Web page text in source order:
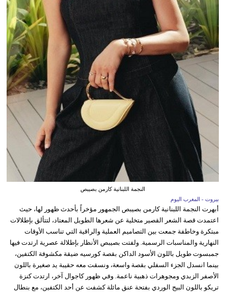
النجمة اللبنانية كارمن بصيبص
بيروت - المغرب اليوم
أبهرت النجمة اللبنانية كارمن بصيبص الجمهور مؤخراً بأحدث ظهور لها، حيث
اعتمدت قصة الشعر القصير متخلية عن شعرها الطويل المعتاد، لتتألق بإطلالات
مبتكرة وخاطفة جمعت بين التصاميم العملية والراقية التي تناسب الأوقات
النهارية والمناسبات الرسمية. ولفتت بصيبص الأنظار بإطلالة عصرية ارتدت فيها
جمبسوت طويل باللون الأسود الداكن بقصة كورسيه ضيقة مكشوفة الكتفين،
بينما انسدل الجزء السفلي بقصة واسعة، ونسقت معه حقيبة يد صغيرة باللون
الأصفر الزبدي ومجوهرات ذهبية ناعمة. وفي ظهور كاجوال آخر، ارتدت كنزة
تريكو باللون البيج الوردي بفتحة عنق مائلة كشفت عن أحد الكتفين، مع بنطال